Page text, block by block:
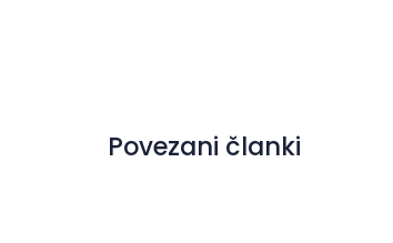
Povezani članki